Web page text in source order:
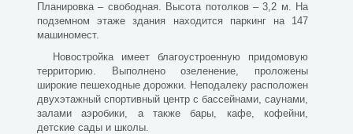
Планировка – свободная. Высота потолков – 3,2 м. На
подземном этаже здания находится паркинг на 147
машиномест.
Новостройка имеет благоустроенную придомовую
территорию. Выполнено озеленение, проложены
широкие пешеходные дорожки. Неподалеку расположен
двухэтажный спортивный центр с бассейнами, саунами,
залами аэробики, а также бары, кафе, кофейни,
детские сады и школы.